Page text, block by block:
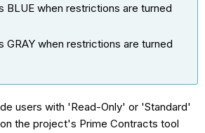
BLUE when restrictions are turned
GRAY when restrictions are turned
users with 'Read-Only' or 'Standard'
the project's Prime Contracts tool